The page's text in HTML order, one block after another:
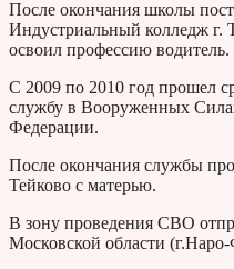
После окончания школы
Индустриальный колледж г.
освоил профессию водитель.
С 2009 по 2010 год прошел
службу в Вооруженных
Федерации.
После окончания службы
Тейково с матерью.
В зону проведения СВО
Московской области